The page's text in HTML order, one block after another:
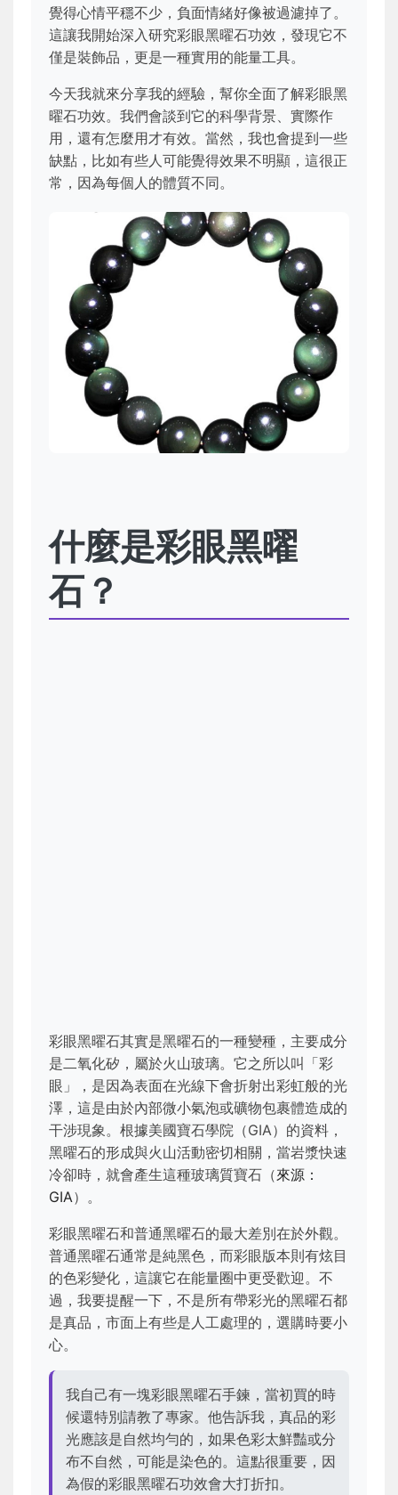
覺得心情平穩不少，負面情緒好像被過濾掉了。
這讓我開始深入研究彩眼黑曜石功效，發現它不
僅是裝飾品，更是一種實用的能量工具。
今天我就來分享我的經驗，幫你全面了解彩眼黑
曜石功效。我們會談到它的科學背景、實際作
用，還有怎麼用才有效。當然，我也會提到一些
缺點，比如有些人可能覺得效果不明顯，這很正
常，因為每個人的體質不同。
什麼是彩眼黑曜
石？
彩眼黑曜石其實是黑曜石的一種變種，主要成分
是二氧化矽，屬於火山玻璃。它之所以叫「彩
眼」，是因為表面在光線下會折射出彩虹般的光
澤，這是由於內部微小氣泡或礦物包裹體造成的
干涉現象。根據美國寶石學院（GIA）的資料，
黑曜石的形成與火山活動密切相關，當岩漿快速
冷卻時，就會產生這種玻璃質寶石（來源：
GIA）。
彩眼黑曜石和普通黑曜石的最大差別在於外觀。
普通黑曜石通常是純黑色，而彩眼版本則有炫目
的色彩變化，這讓它在能量圈中更受歡迎。不
過，我要提醒一下，不是所有帶彩光的黑曜石都
是真品，市面上有些是人工處理的，選購時要小
心。
我自己有一塊彩眼黑曜石手鍊，當初買的時
候還特別請教了專家。他告訴我，真品的彩
光應該是自然均勻的，如果色彩太鮮豔或分
布不自然，可能是染色的。這點很重要，因
為假的彩眼黑曜石功效會大打折扣。